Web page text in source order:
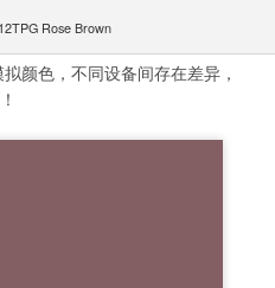
Rose Brown
颜色，不同设备间存在差异，